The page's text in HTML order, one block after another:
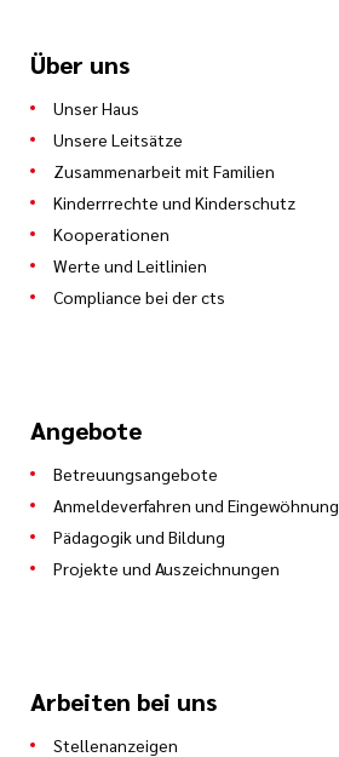
Über uns
Unser Haus
Unsere Leitsätze
Zusammenarbeit mit Familien
Kinderrrechte und Kinderschutz
Kooperationen
Werte und Leitlinien
Compliance bei der cts
Angebote
Betreuungsangebote
Anmeldeverfahren und Eingewöhnung
Pädagogik und Bildung
Projekte und Auszeichnungen
Arbeiten bei uns
Stellenanzeigen